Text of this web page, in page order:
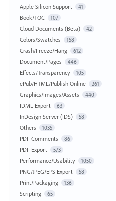
Apple Silicon Support 41
Book/TOC 107
Cloud Documents (Beta) 42
Colors/Swatches 158
Crash/Freeze/Hang 612
Document/Pages 446
Effects/Transparency 105
ePub/HTML/Publish Online 261
Graphics/Images/Assets 440
IDML Export 63
InDesign Server (IDS) 58
Others 1035
PDF Comments 86
PDF Export 573
Performance/Usability 1050
PNG/JPEG/EPS Export 58
Print/Packaging 136
Scripting 65